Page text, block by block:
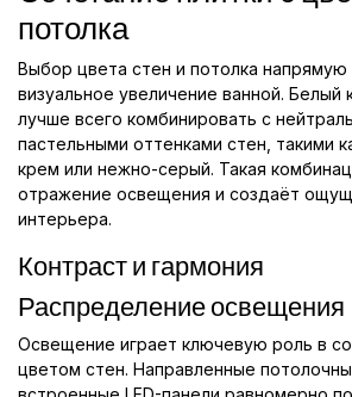
потолка
Выбор цвета стен и потолка напрямую
визуальное увеличение ванной. Белый
лучше всего комбинировать с
пастельными оттенками стен, такими
крем или нежно-серый. Такая
отражение освещения и создаёт
интерьера.
Контраст и гармония
Распределение освещения
Освещение играет ключевую роль в
цветом стен. Направленные